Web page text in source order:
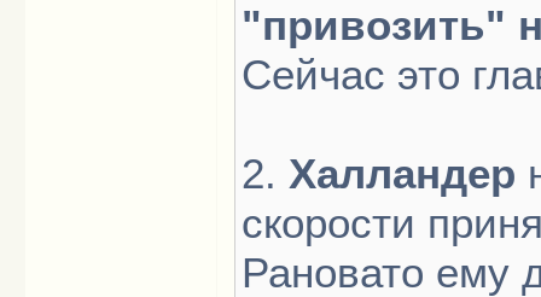
"привозить"
Сейчас это
2. Халландер
скорости
Рановато ему